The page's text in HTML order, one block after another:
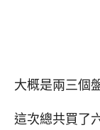
大概是兩三個
這次總共買了